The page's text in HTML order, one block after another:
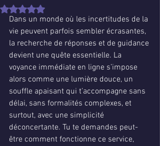
Noté NaN étoiles sur 5.
Dans un monde où les incertitudes de la
vie peuvent parfois sembler écrasantes,
la recherche de réponses et de guidance
devient une quête essentielle. La
voyance immédiate en ligne s’impose
alors comme une lumière douce, un
souffle apaisant qui t’accompagne sans
délai, sans formalités complexes, et
surtout, avec une simplicité
déconcertante. Tu te demandes peut-
être comment fonctionne ce service,